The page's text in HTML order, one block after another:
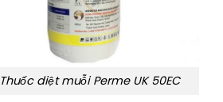
Thuốc diệt muỗi Perme UK 50EC